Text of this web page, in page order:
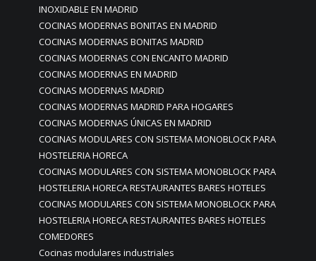
INOXIDABLE EN MADRID
COCINAS MODERNAS BONITAS EN MADRID
COCINAS MODERNAS BONITAS MADRID
COCINAS MODERNAS CON ENCANTO MADRID
COCINAS MODERNAS EN MADRID
COCINAS MODERNAS MADRID
COCINAS MODERNAS MADRID PARA HOGARES
COCINAS MODERNAS ÚNICAS EN MADRID
COCINAS MODULARES CON SISTEMA MONOBLOCK PARA
HOSTELERIA HORECA
COCINAS MODULARES CON SISTEMA MONOBLOCK PARA
HOSTELERIA HORECA RESTAURANTES BARES HOTELES
COCINAS MODULARES CON SISTEMA MONOBLOCK PARA
HOSTELERIA HORECA RESTAURANTES BARES HOTELES
COMEDORES
Cocinas modulares industriales